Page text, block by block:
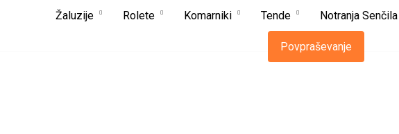
Žaluzije Rolete Komarniki Tende Notranja Senčila
Povpraševanje